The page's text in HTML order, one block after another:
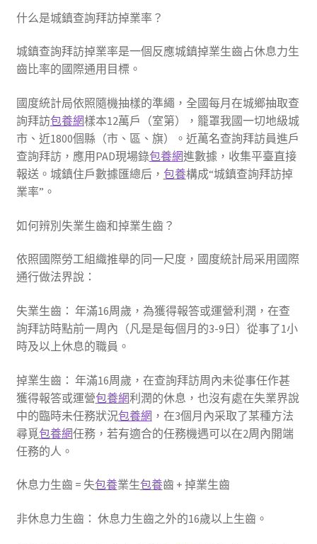
什么是城鎮查詢拜訪掉業率？
城鎮查詢拜訪掉業率是一個反應城鎮掉業生齒占休息力生
齒比率的國際通用目標。
國度統計局依照隨機抽樣的準繩，全國每月在城鄉抽取查
詢拜訪包養網樣本12萬戶（室第），籠罩我國一切地級城
市、近1800個縣（市、區、旗）。近萬名查詢拜訪員進戶
查詢拜訪，應用PAD現場錄包養網進數據，收集平臺直接
報送。城鎮住戶數據匯總后， 包養構成“城鎮查詢拜訪掉
業率”。
如何辨別失業生齒和掉業生齒？
依照國際勞工組織推舉的同一尺度，國度統計局采用國際
通行做法界說：
失業生齒： 年滿16周歲，為獲得報答或運營利潤，在查
詢拜訪時點前一周內（凡是是每個月的3-9日）從事了1小
時及以上休息的職員。
掉業生齒： 年滿16周歲，在查詢拜訪周內未從事任作甚
獲得報答或運營包養網利潤的休息，也沒有處在失業界說
中的臨時未任務狀況包養網 ，在3個月內采取了某種方法
尋覓包養網任務，若有適合的任務機遇可以在2周內開端
任務的人。
休息力生齒 = 失包養業生包養齒 + 掉業生齒
非休息力生齒： 休息力生齒之外的16歲以上生齒。